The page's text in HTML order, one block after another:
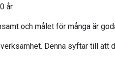
år.
och målet för många är
Denna syftar till